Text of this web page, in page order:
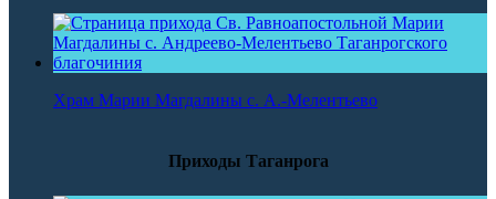
Храм Марии Магдалины с. А.-Мелентьево
Приходы Таганрога